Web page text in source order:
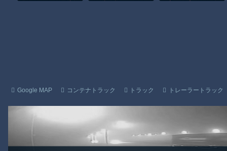
Google MAP コンテナトラック トラック トレーラートラック